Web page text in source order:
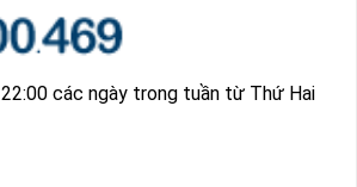
các ngày trong tuần từ Thứ Hai